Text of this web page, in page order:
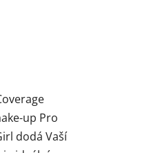
up Pro
dodá Vaší